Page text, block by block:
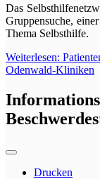
Das
Gruppensuche,
Thema Selbsthilfe.
Weiterlesen:
Odenwald-Kliniken
Drucken